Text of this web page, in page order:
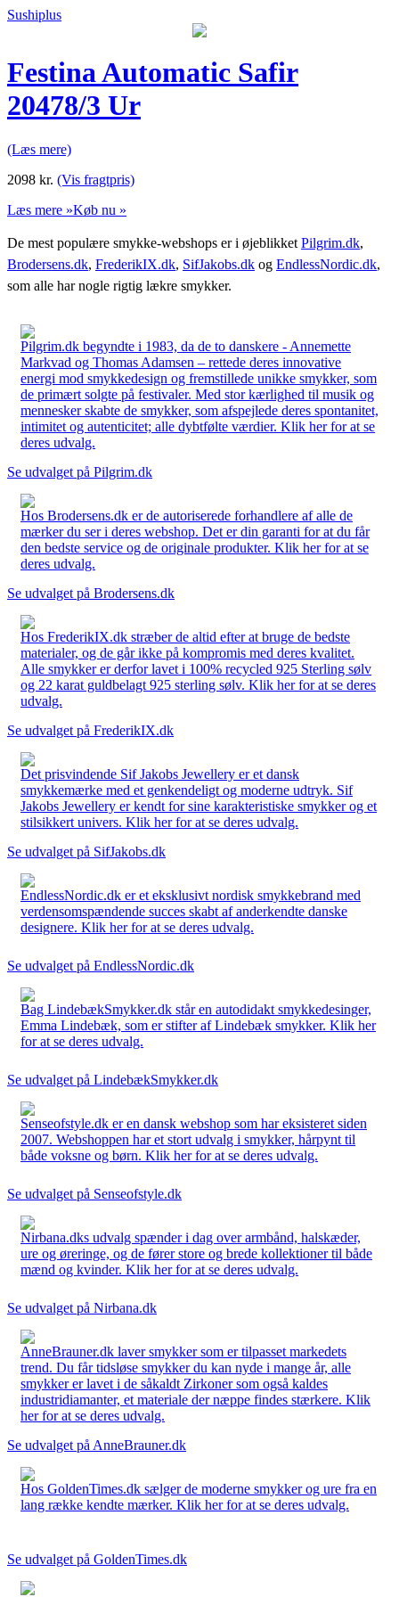
Sushiplus
Festina Automatic Safir
20478/3 Ur
(Læs mere)
2098 kr. (Vis fragtpris)
Læs mere »Køb nu »
De mest populære smykke-webshops er i øjeblikket Pilgrim.dk,
Brodersens.dk, FrederikIX.dk, SifJakobs.dk og EndlessNordic.dk,
som alle har nogle rigtig lækre smykker.
Pilgrim.dk begyndte i 1983, da de to danskere - Annemette
Markvad og Thomas Adamsen – rettede deres innovative
energi mod smykkedesign og fremstillede unikke smykker, som
de primært solgte på festivaler. Med stor kærlighed til musik og
mennesker skabte de smykker, som afspejlede deres spontanitet,
intimitet og autenticitet; alle dybtfølte værdier. Klik her for at se
deres udvalg.
Se udvalget på Pilgrim.dk
Hos Brodersens.dk er de autoriserede forhandlere af alle de
mærker du ser i deres webshop. Det er din garanti for at du får
den bedste service og de originale produkter. Klik her for at se
deres udvalg.
Se udvalget på Brodersens.dk
Hos FrederikIX.dk stræber de altid efter at bruge de bedste
materialer, og de går ikke på kompromis med deres kvalitet.
Alle smykker er derfor lavet i 100% recycled 925 Sterling sølv
og 22 karat guldbelagt 925 sterling sølv. Klik her for at se deres
udvalg.
Se udvalget på FrederikIX.dk
Det prisvindende Sif Jakobs Jewellery er et dansk
smykkemærke med et genkendeligt og moderne udtryk. Sif
Jakobs Jewellery er kendt for sine karakteristiske smykker og et
stilsikkert univers. Klik her for at se deres udvalg.
Se udvalget på SifJakobs.dk
EndlessNordic.dk er et eksklusivt nordisk smykkebrand med
verdensomspændende succes skabt af anderkendte danske
designere. Klik her for at se deres udvalg.
Se udvalget på EndlessNordic.dk
Bag LindebækSmykker.dk står en autodidakt smykkedesinger,
Emma Lindebæk, som er stifter af Lindebæk smykker. Klik her
for at se deres udvalg.
Se udvalget på LindebækSmykker.dk
Senseofstyle.dk er en dansk webshop som har eksisteret siden
2007. Webshoppen har et stort udvalg i smykker, hårpynt til
både voksne og børn. Klik her for at se deres udvalg.
Se udvalget på Senseofstyle.dk
Nirbana.dks udvalg spænder i dag over armbånd, halskæder,
ure og øreringe, og de fører store og brede kollektioner til både
mænd og kvinder. Klik her for at se deres udvalg.
Se udvalget på Nirbana.dk
AnneBrauner.dk laver smykker som er tilpasset markedets
trend. Du får tidsløse smykker du kan nyde i mange år, alle
smykker er lavet i de såkaldt Zirkoner som også kaldes
industridiamanter, et materiale der næppe findes stærkere. Klik
her for at se deres udvalg.
Se udvalget på AnneBrauner.dk
Hos GoldenTimes.dk sælger de moderne smykker og ure fra en
lang række kendte mærker. Klik her for at se deres udvalg.
Se udvalget på GoldenTimes.dk